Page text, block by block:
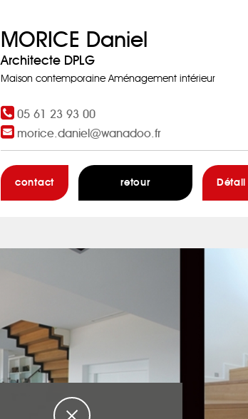
MORICE Daniel
Architecte DPLG
Maison contemporaine Aménagement intérieur
05 61 23 93 00
morice.daniel@wanadoo.fr
contact retour